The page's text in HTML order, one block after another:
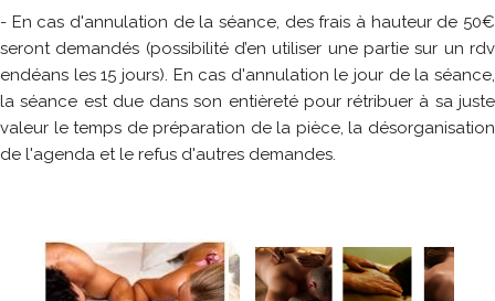
- En cas d'annulation de la séance, des frais à hauteur de 50€
seront demandés (possibilité d’en utiliser une partie sur un rdv
endéans les 15 jours). En cas d'annulation le jour de la séance,
la séance est due dans son entièreté pour rétribuer à sa juste
valeur le temps de préparation de la pièce, la désorganisation
de l'agenda et le refus d'autres demandes.